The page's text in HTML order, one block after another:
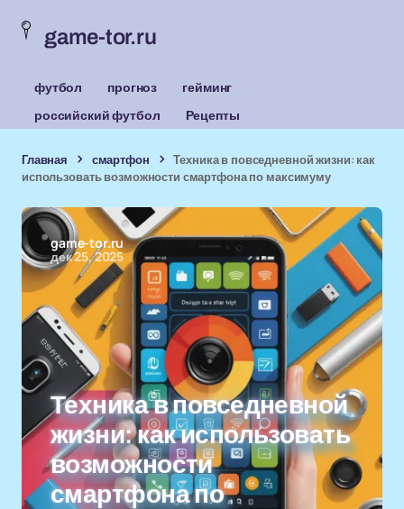
game-tor.ru
футбол прогноз
гейминг
российский футбол
Рецепты
Главная смартфон
Техника в повседневной жизни: как
использовать возможности смартфона по максимуму
game-tor.ru
дек 25, 2025
Техника в повседневной
жизни: как использовать
возможности
смартфона по